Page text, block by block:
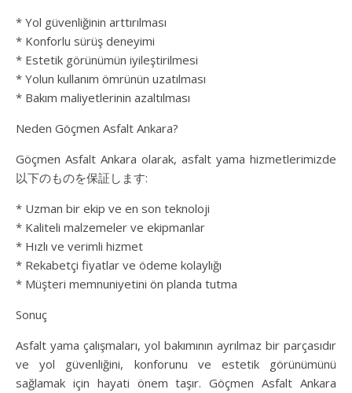
* Yol güvenliğinin arttırılması
* Konforlu sürüş deneyimi
* Estetik görünümün iyileştirilmesi
* Yolun kullanım ömrünün uzatılması
* Bakım maliyetlerinin azaltılması
Neden Göçmen Asfalt Ankara?
Göçmen Asfalt Ankara olarak, asfalt yama hizmetlerimizde
以下のものを保証します:
* Uzman bir ekip ve en son teknoloji
* Kaliteli malzemeler ve ekipmanlar
* Hızlı ve verimli hizmet
* Rekabetçi fiyatlar ve ödeme kolaylığı
* Müşteri memnuniyetini ön planda tutma
Sonuç
Asfalt yama çalışmaları, yol bakımının ayrılmaz bir parçasıdır
ve yol güvenliğini, konforunu ve estetik görünümünü
sağlamak için hayati önem taşır. Göçmen Asfalt Ankara